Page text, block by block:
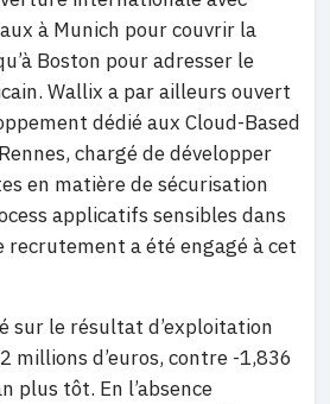
à Munich pour couvrir la
Boston pour adresser le
Wallix a par ailleurs ouvert
dédié aux Cloud-Based
chargé de développer
en matière de sécurisation
applicatifs sensibles dans
recrutement a été engagé à cet
sur le résultat d’exploitation
millions d’euros, contre -1,836
plus tôt. En l’absence